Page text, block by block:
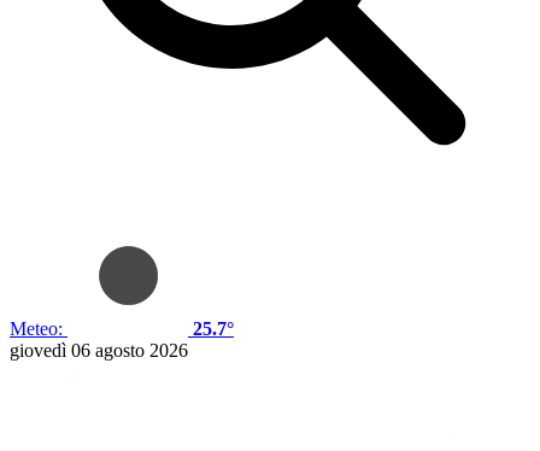
Meteo:
25.7°
giovedì 06 agosto 2026